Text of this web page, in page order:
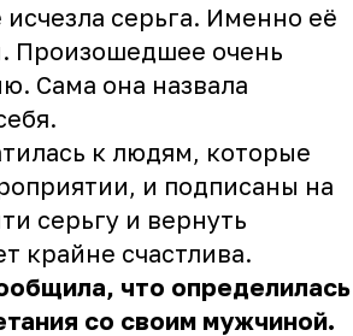
серьга. Именно её
Произошедшее очень
Сама она назвала
к людям, которые
и подписаны на
серьгу и вернуть
крайне счастлива.
что определилась
со своим мужчиной.